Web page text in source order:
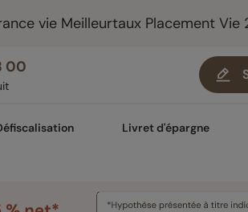
vie Meilleurtaux Placement Vie
00
Livret d'épargne